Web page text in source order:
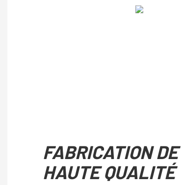
FABRICATION DE
HAUTE QUALITÉ